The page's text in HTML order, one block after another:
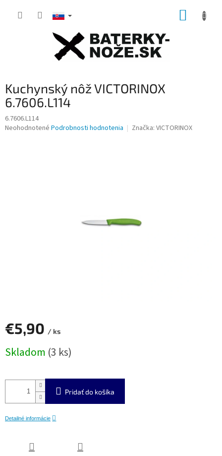
Kuchynský nôž VICTORINOX
6.7606.L114
6.7606.L114
Priemerné
Neohodnotené Podrobnosti hodnotenia Značka: VICTORINOX
€5,90 / ks
cena:
Skladom (3 ks)
Pridať do košíka
Detailné informácie